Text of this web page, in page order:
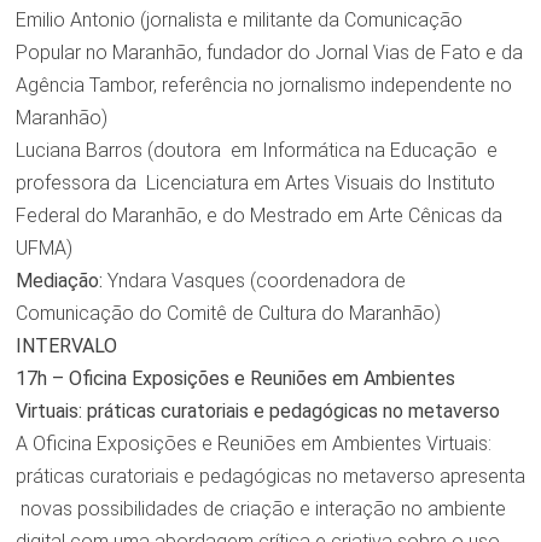
Emilio Antonio (jornalista e militante da Comunicação
Popular no Maranhão, fundador do Jornal Vias de Fato e da
Agência Tambor, referência no jornalismo independente no
Maranhão)
Luciana Barros (doutora em Informática na Educação e
professora da Licenciatura em Artes Visuais do Instituto
Federal do Maranhão, e do Mestrado em Arte Cênicas da
UFMA)
Mediação: Yndara Vasques (coordenadora de
Comunicação do Comitê de Cultura do Maranhão)
INTERVALO
17h – Oficina Exposições e Reuniões em Ambientes
Virtuais: práticas curatoriais e pedagógicas no metaverso
A Oficina Exposições e Reuniões em Ambientes Virtuais:
práticas curatoriais e pedagógicas no metaverso apresenta
novas possibilidades de criação e interação no ambiente